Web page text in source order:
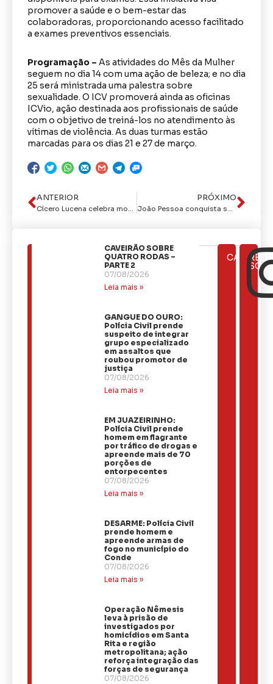
promover a saúde e o bem-estar das
colaboradoras, proporcionando acesso facilitado
a exames preventivos essenciais.
Programação – As atividades do Mês da Mulher
seguem no dia 14 com uma ação de beleza; e no dia
25 será ministrada uma palestra sobre
sexualidade. O ICV promoverá ainda as oficinas
ICVio, ação destinada aos profissionais de saúde
com o objetivo de treiná-los no atendimento às
vítimas de violência. As duas turmas estão
marcadas para os dias 21 e 27 de março.
ANTERIOR
Cícero Lucena celebra modernização do Aeroporto Castro Pinto e projeta João Pessoa na rota de voos internacionais
PRÓXIMO
João Pessoa conquista selo de ‘Cidades Árvores do Mundo’ pela 3ª vez com meta de plantar 500 mil mudas até 2030
CAVEIRÃO SOBRE
QUATRO RODAS –
PARTE 2
07/08/2026
Leia mais »
GANGUE DO OURO:
Polícia Civil prende
suspeito de integrar
grupo especializado
em assaltos que
roubou promotor de
justiça
07/08/2026
Leia mais »
EM JUAZEIRINHO:
Polícia Civil prende
homem em flagrante
por tráfico de drogas e
apreende mais de 70
porções de
entorpecentes
07/08/2026
Leia mais »
DESARME: Polícia Civil
prende homem e
apreende armas de
fogo no município do
Conde
07/08/2026
Leia mais »
Operação Nêmesis
leva à prisão de
investigados por
homicídios em Santa
Rita e região
metropolitana; ação
reforça integração das
forças de segurança
07/08/2026